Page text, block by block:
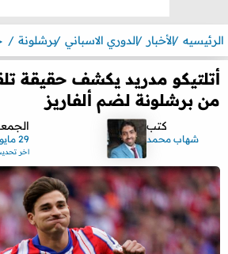
الرئيسيه الأخبار الدوري الاسباني برشلونة
أتلتيكو مدريد يكشف حقيقة
من برشلونة لضم ألفاريز
كتب
شهاب محمد 29 مايو 2026 ,3:01 م
اخر